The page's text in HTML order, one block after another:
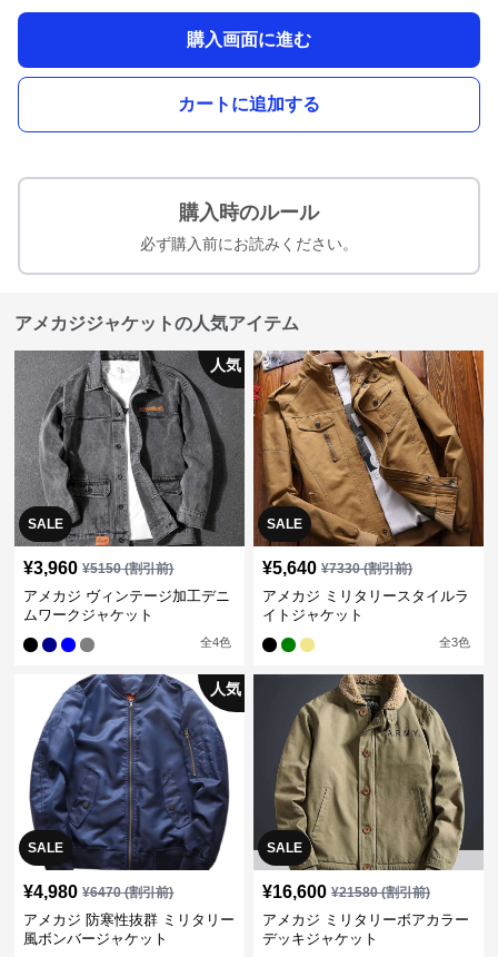
購入画面に進む
カートに追加する
購入時のルール
必ず購入前にお読みください。
アメカジジャケットの人気アイテム
SALE
人気
¥3,960 ¥5150(割引前)
アメカジ ヴィンテージ加工デニ
ムワークジャケット
全4色
SALE
¥5,640 ¥7330(割引前)
アメカジ ミリタリースタイルラ
イトジャケット
全3色
SALE
人気
¥4,980 ¥6470(割引前)
アメカジ 防寒性抜群 ミリタリー
風ボンバージャケット
SALE
¥16,600 ¥21580(割引前)
アメカジ ミリタリーボアカラー
デッキジャケット